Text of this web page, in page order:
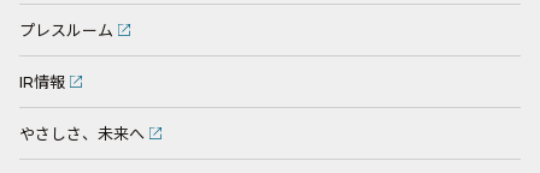
プレスルーム
IR情報
やさしさ、未来へ